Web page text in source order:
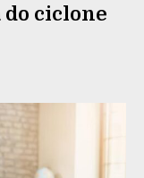
do ciclone